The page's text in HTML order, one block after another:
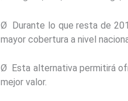
Ø Durante lo que resta de
mayor cobertura a nivel
Ø Esta alternativa permitirá
mejor valor.